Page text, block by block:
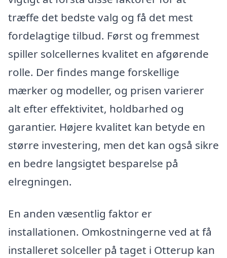
træffe det bedste valg og få det mest
fordelagtige tilbud. Først og fremmest
spiller solcellernes kvalitet en afgørende
rolle. Der findes mange forskellige
mærker og modeller, og prisen varierer
alt efter effektivitet, holdbarhed og
garantier. Højere kvalitet kan betyde en
større investering, men det kan også sikre
en bedre langsigtet besparelse på
elregningen.
En anden væsentlig faktor er
installationen. Omkostningerne ved at få
installeret solceller på taget i Otterup kan